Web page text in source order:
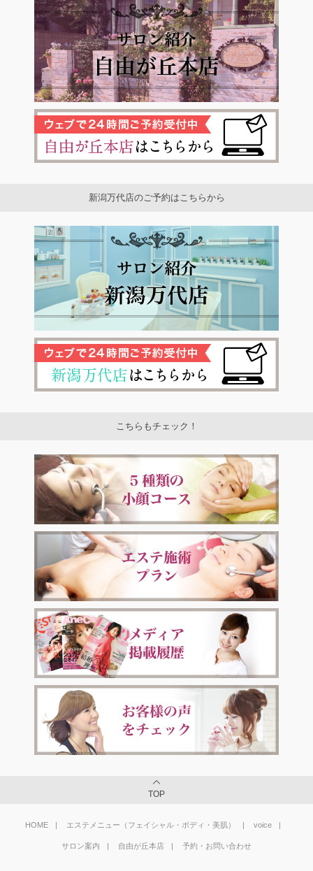
新潟万代店のご予約はこちらから
こちらもチェック！
TOP
HOME エステメニュー（フェイシャル・ボディ・美肌） voice
サロン案内 自由が丘本店 予約・お問い合わせ